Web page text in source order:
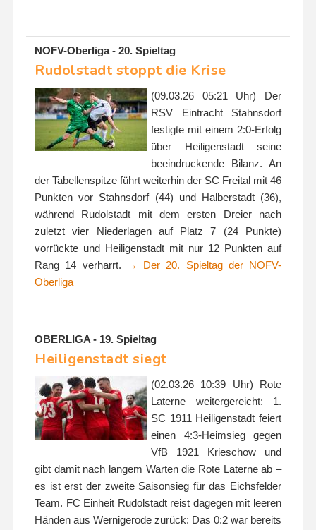
NOFV-Oberliga - 20. Spieltag
Rudolstadt stoppt die Krise
(09.03.26 05:21 Uhr) Der
RSV Eintracht Stahnsdorf
festigte mit einem 2:0-Erfolg
über Heiligenstadt seine
beeindruckende Bilanz. An
der Tabellenspitze führt weiterhin der SC Freital mit 46
Punkten vor Stahnsdorf (44) und Halberstadt (36),
während Rudolstadt mit dem ersten Dreier nach
zuletzt vier Niederlagen auf Platz 7 (24 Punkte)
vorrückte und Heiligenstadt mit nur 12 Punkten auf
Rang 14 verharrt.
→ Der 20. Spieltag der NOFV-
Oberliga
OBERLIGA - 19. Spieltag
Heiligenstadt siegt
(02.03.26 10:39 Uhr) Rote
Laterne weitergereicht: 1.
SC 1911 Heiligenstadt feiert
einen 4:3-Heimsieg gegen
VfB 1921 Krieschow und
gibt damit nach langem Warten die Rote Laterne ab –
es ist erst der zweite Saisonsieg für das Eichsfelder
Team. FC Einheit Rudolstadt reist dagegen mit leeren
Händen aus Wernigerode zurück: Das 0:2 war bereits